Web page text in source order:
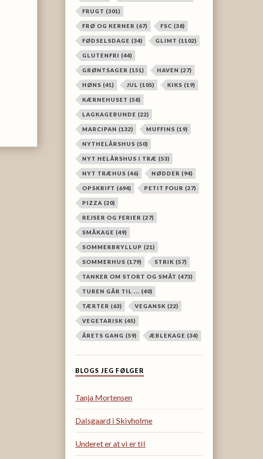
FRUGT (301)
FRØ OG KERNER (67) FSC (38)
FØDSELSDAGE (34) GLIMT (1102)
GLUTENFRI (44)
GRØNTSAGER (151) HAVEN (27)
HØNS (41) JUL (105) KIKS (19)
KÆRNEHUSET (58)
LAGKAGEBUNDE (22)
MARCIPAN (132) MUFFINS (19)
NYTHELÅRSHUS (50)
NYT HELÅRSHUS I TRÆ (53)
NYT TRÆHUS (46) NØDDER (94)
OPSKRIFT (694) PETIT FOUR (27)
PIZZA (20)
REJSER OG FERIER (27)
SMÅKAGE (49)
SOMMERBRYLLUP (21)
SOMMERHUS (179) STRIK (57)
TANKER OM STORT OG SMÅT (473)
TUREN GÅR TIL ... (40)
TÆRTER (63) VEGANSK (22)
VEGETARISK (45)
ÅRETS GANG (59) ÆBLEKAGE (34)
BLOGS JEG FØLGER
Tanja Mortensen
Dalsgaard i Skivholme
Underet er at vi er til